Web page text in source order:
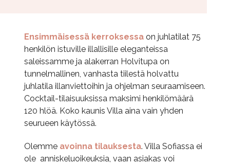
Ensimmäisessä kerroksessa on juhlatilat 75
henkilön istuville illallisille eleganteissa
saleissamme ja alakerran Holvitupa on
tunnelmallinen, vanhasta tiilestä holvattu
juhlatila illanviettoihin ja ohjelman seuraamiseen.
Cocktail-tilaisuuksissa maksimi henkilömäärä
120 hlöä. Koko kaunis Villa aina vain yhden
seurueen käytössä.
Olemme avoinna tilauksesta. Villa Sofiassa ei
ole anniskeluoikeuksia, vaan asiakas voi